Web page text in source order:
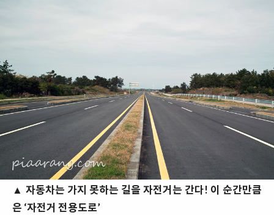
▲ 자동차는 가지 못하는 길을 자전거는 간다! 이 순간만큼
은 ‘자전거 전용도로’